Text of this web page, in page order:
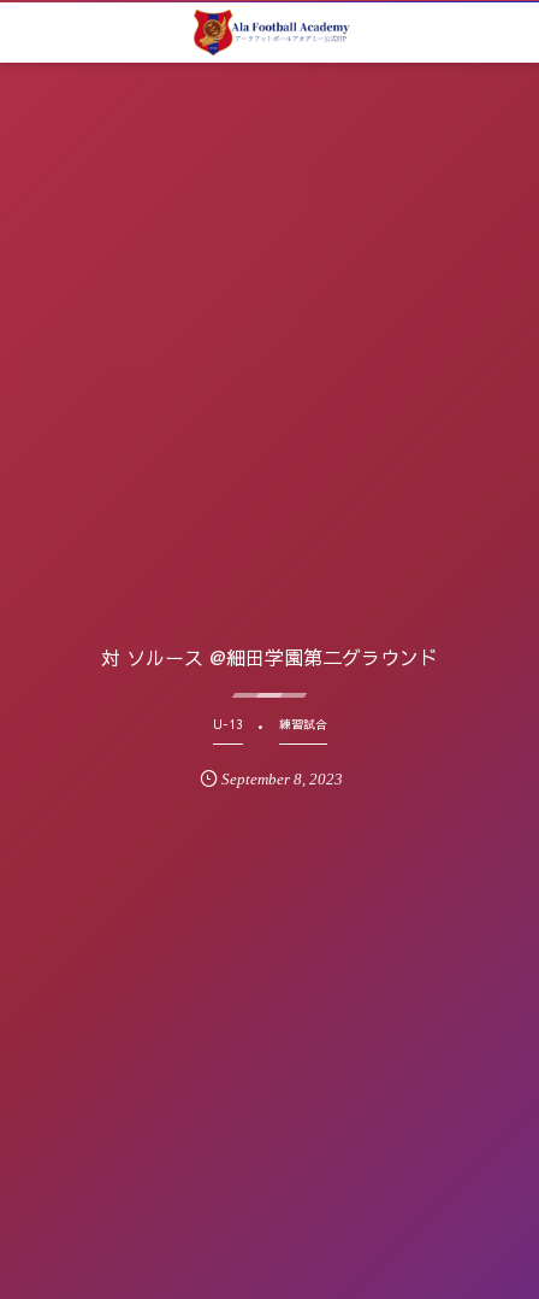
対 ソルース @細田学園第二グラウンド
U-13 練習試合
September 8 ,2023